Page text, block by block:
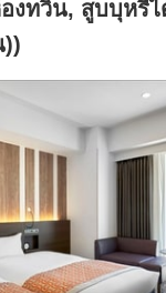
องทวิน, สูบบุหรี่